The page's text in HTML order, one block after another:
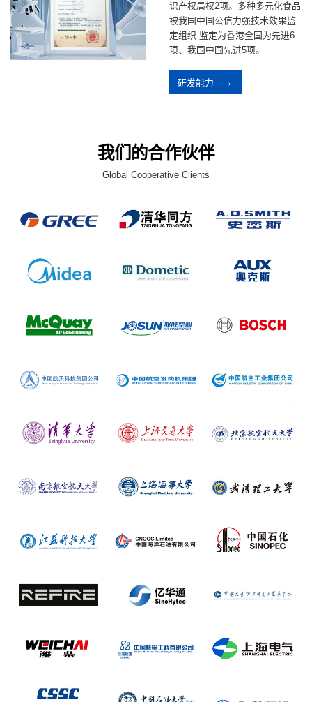
识产权局权2项。多种多元化食品
被我国中国公信力强技术效果监
定组织 监定为香港全国为先进6
项、我国中国先进5项。
研发能力
我们的合作伙伴
Global Cooperative Clients